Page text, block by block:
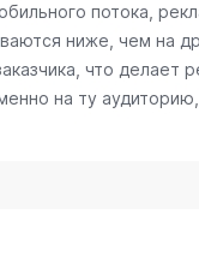
потока,
ниже, чем на
что
на ту